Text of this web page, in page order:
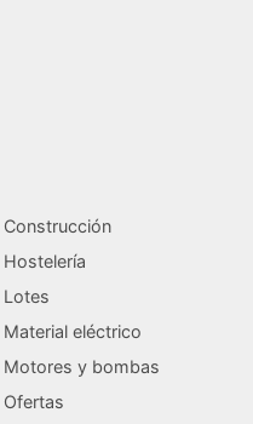
Construcción
Hostelería
Lotes
Material eléctrico
Motores y bombas
Ofertas